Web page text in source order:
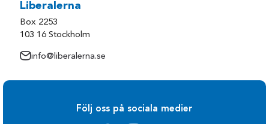
Liberalerna
Box 2253
103 16 Stockholm
info@liberalerna.se
Följ oss på sociala medier